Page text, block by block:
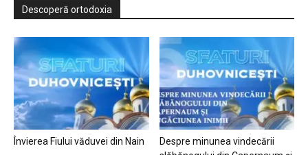
Descoperă ortodoxia
Învierea Fiului văduvei din Nain
Despre minunea vindecării